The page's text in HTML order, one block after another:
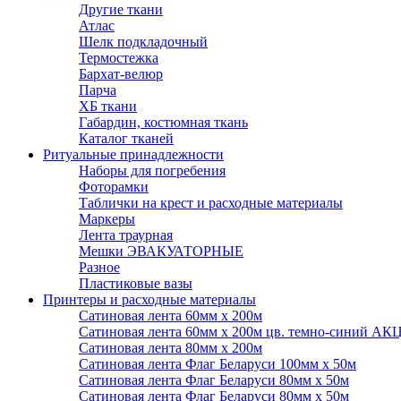
Другие ткани
Атлас
Шелк подкладочный
Термостежка
Бархат-велюр
Парча
ХБ ткани
Габардин, костюмная ткань
Каталог тканей
Ритуальные принадлежности
Наборы для погребения
Фоторамки
Таблички на крест и расходные материалы
Маркеры
Лента траурная
Мешки ЭВАКУАТОРНЫЕ
Разное
Пластиковые вазы
Принтеры и расходные материалы
Сатиновая лента 60мм х 200м
Сатиновая лента 60мм х 200м цв. темно-синий
Сатиновая лента 80мм х 200м
Сатиновая лента Флаг Беларуси 100мм х 50м
Сатиновая лента Флаг Беларуси 80мм х 50м
Сатиновая лента Флаг Беларуси 80мм х 50м